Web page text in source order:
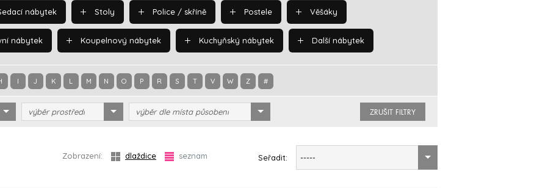
nábytek Stoly Police / skříně Postele Věšáky
nábytek Koupelnový nábytek Kuchyňský nábytek Další nábytek
I J K L M N O P R S T V W Z #
výběr prostředí výběr dle místa působení ZRUŠIT FILTRY
Zobrazení: dlaždice seznam Seřadit: -----